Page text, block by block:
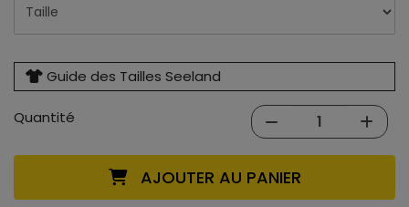
Guide des Tailles Seeland
Quantité
AJOUTER AU PANIER